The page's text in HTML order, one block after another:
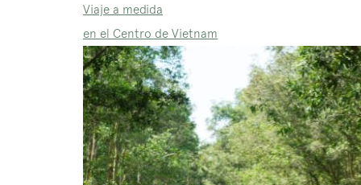
Viaje a medida
en el Centro de Vietnam